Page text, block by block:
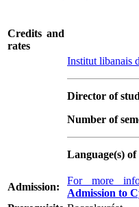
Credits and
rates
Institut libanais
Director of
Number of
Language(s)
Admission:
For more
Admission to